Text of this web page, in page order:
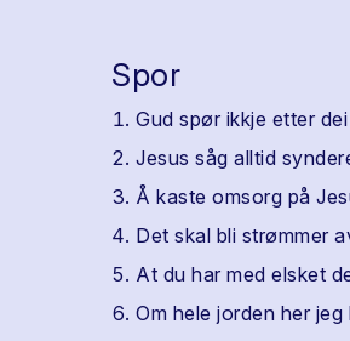
Spor
Gud spør ikkje etter
Jesus såg alltid
Å kaste omsorg på
Det skal bli strømmer
At du har med elsket
Om hele jorden her jeg